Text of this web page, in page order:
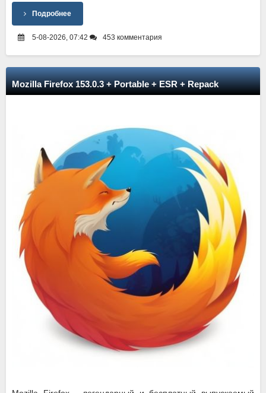
Подробнее
5-08-2026, 07:42 453 комментария
Mozilla Firefox 153.0.3 + Portable + ESR + Repack